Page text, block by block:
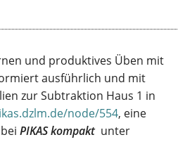
und produktives Üben mit
ausführlich und mit
zur Subtraktion Haus 1 in
node/554, eine
beiPIKAS kompaktunter